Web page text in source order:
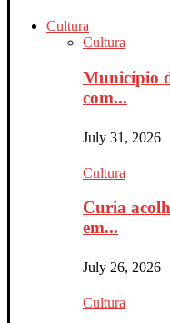
Cultura
Cultura
Município
com...
July 31, 2026
Cultura
Curia
em...
July 26, 2026
Cultura